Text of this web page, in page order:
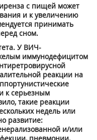
с пищей может
и к увеличению
принимать
сном.
У ВИЧ-
иммунодефицитом
реакции на
к серьезным
такие реакции
недель или
развитие:
и/или